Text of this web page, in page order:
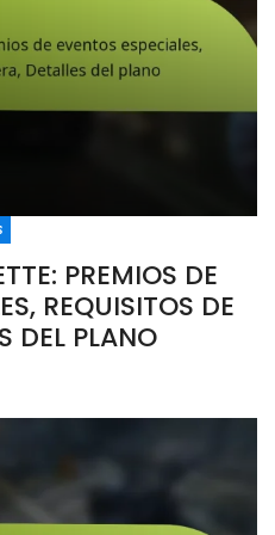
PREMIOS DE
REQUISITOS DE
DEL PLANO